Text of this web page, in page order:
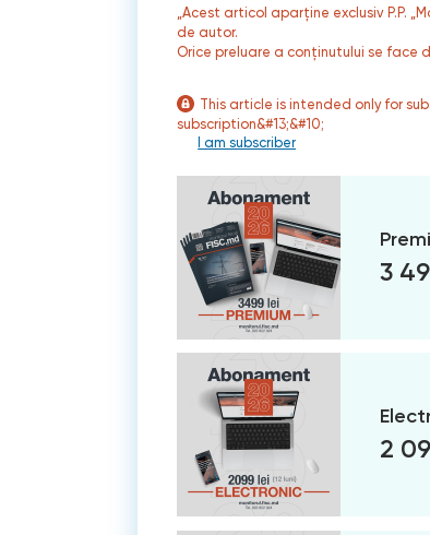
„Acest articol aparține exclusiv P.P.
de autor.
Orice preluare a conținutului se face
This article is intended only for
subscription&#13;&#10;
I am subscriber
3
2